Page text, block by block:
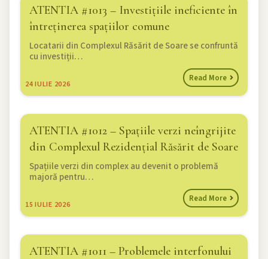
ATENTIA #1013 – Investițiile ineficiente în
întreținerea spațiilor comune
24IULIE 2026
Locatarii din Complexul Răsărit de Soare se confruntă
cu investiții…
Read More
ATENTIA #1012 – Spațiile verzi neîngrijite
din Complexul Rezidențial Răsărit de Soare
15 IULIE 2026
Spațiile verzi din complex au devenit o problemă
majoră pentru…
Read More
ATENTIA #1011 – Problemele interfonului